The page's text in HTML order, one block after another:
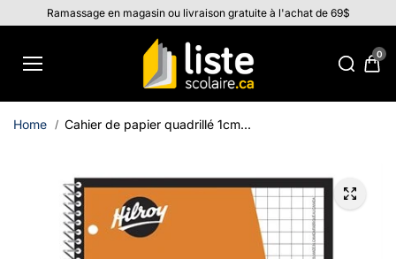
Aller au
contenu
Ramassage en magasin ou livraison gratuite à l'achat de 69$
0
Home Cahier de papier quadrillé 1cm...